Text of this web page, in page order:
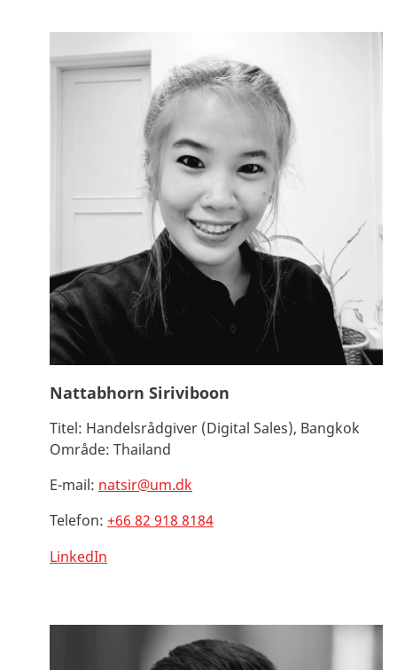
Nattabhorn Siriviboon
Titel: Handelsrådgiver (Digital Sales), Bangkok
Område: Thailand
E-mail: natsir@um.dk
Telefon: +66 82 918 8184
LinkedIn